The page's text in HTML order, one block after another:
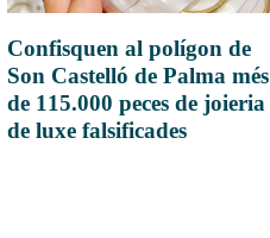
Confisquen al polígon de
Son Castelló de Palma més
de 115.000 peces de joieria
de luxe falsificades